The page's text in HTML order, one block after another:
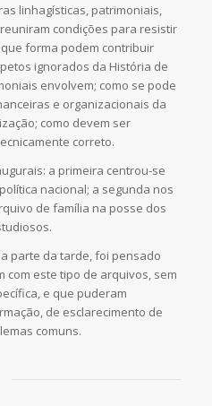
linhagísticas, patrimoniais,
condições para resistir
forma podem contribuir
ignorados da História de
envolvem; como se pode
e organizacionais da
como devem ser
correto.
a primeira centrou-se
nacional; a segunda nos
de família na posse dos
parte da tarde, foi pensado
com este tipo de arquivos, sem
e que puderam
de esclarecimento de
comuns.